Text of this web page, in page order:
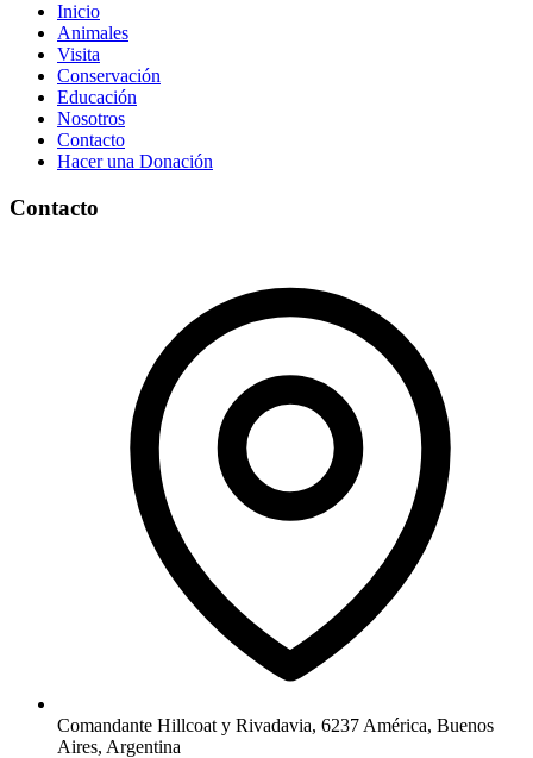
Inicio
Animales
Visita
Conservación
Educación
Nosotros
Contacto
Hacer una Donación
Contacto
Comandante Hillcoat y Rivadavia, 6237 América, Buenos
Aires, Argentina